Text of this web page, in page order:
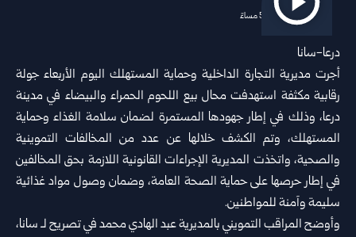
2026/06/10 5:27 مساءً
درعا-سانا
أجرت مديرية التجارة الداخلية وحماية المستهلك اليوم الأربعاء جولة
رقابية مكثفة استهدفت محال بيع اللحوم الحمراء والبيضاء في مدينة
درعا، وذلك في إطار جهودها المستمرة لضمان سلامة الغذاء وحماية
المستهلك، وتم الكشف خلالها عن عدد من المخالفات التموينية
والصحية، واتخذت المديرية الإجراءات القانونية اللازمة بحق المخالفين
في إطار حرصها على حماية الصحة العامة، وضمان وصول مواد غذائية
سليمة وآمنة للمواطنين.
وأوضح المراقب التمويني بالمديرية عبد الهادي محمد في تصريح لـ سانا،